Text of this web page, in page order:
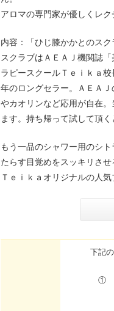
アロマの専門家が優しくレク
内容：「ひじ膝かかとのス
スクラブはＡＥＡＪ機関誌
ラピースクールＴｅｉｋａ
年のロングセラー。ＡＥＡ
やカオリンなど応用が自在
ます。持ち帰って試して頂
もう一品のシャワー用のシ
たらす目覚めをスッキリさ
Ｔｅｉｋａオリジナルの人気
下記の中
① ２０１